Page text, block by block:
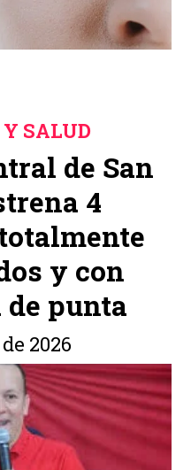
de San
4
y con
punta
SALUD
2026